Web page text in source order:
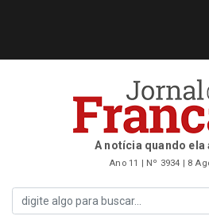
A notícia quando ela
Ano 11 | Nº 3934 | 8